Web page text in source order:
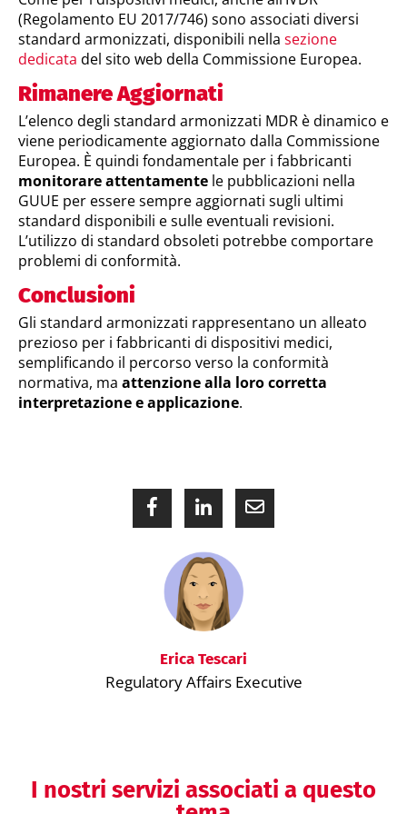
(Regolamento EU 2017/746) sono associati diversi
standard armonizzati, disponibili nella sezione
dedicata del sito web della Commissione Europea.
Rimanere Aggiornati
L’elenco degli standard armonizzati MDR è dinamico e
viene periodicamente aggiornato dalla Commissione
Europea. È quindi fondamentale per i fabbricanti
monitorare attentamente le pubblicazioni nella
GUUE per essere sempre aggiornati sugli ultimi
standard disponibili e sulle eventuali revisioni.
L’utilizzo di standard obsoleti potrebbe comportare
problemi di conformità.
Conclusioni
Gli standard armonizzati rappresentano un alleato
prezioso per i fabbricanti di dispositivi medici,
semplificando il percorso verso la conformità
normativa, ma attenzione alla loro corretta
interpretazione e applicazione.
Erica Tescari
Regulatory Affairs Executive
I nostri servizi associati a questo